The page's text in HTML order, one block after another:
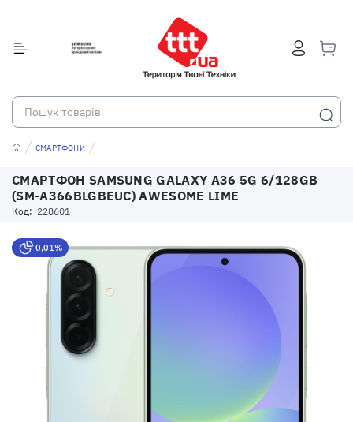
СМАРТФОНИ
СМАРТФОН SAMSUNG GALAXY A36 5G 6/128GB
(SM-A366BLGBEUC) AWESOME LIME
Код: 228601
0,01%